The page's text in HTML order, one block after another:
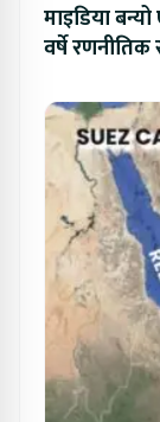
माइडिया
वर्षे